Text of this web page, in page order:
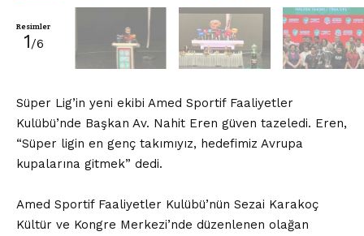
Resimler
1/6
Süper Lig’in yeni ekibi Amed Sportif Faaliyetler
Kulübü’nde Başkan Av. Nahit Eren güven tazeledi. Eren,
“Süper ligin en genç takımıyız, hedefimiz Avrupa
kupalarına gitmek” dedi.
Amed Sportif Faaliyetler Kulübü’nün Sezai Karakoç
Kültür ve Kongre Merkezi’nde düzenlenen olağan